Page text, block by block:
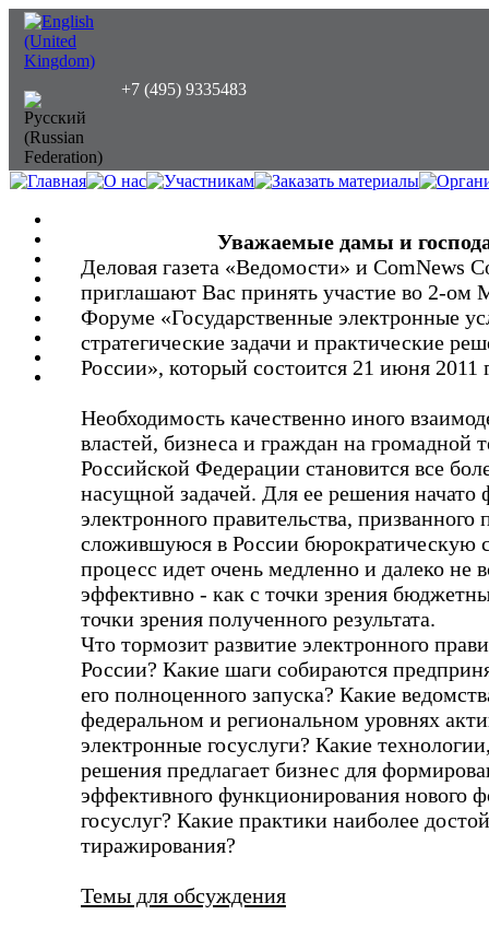
+7 (495) 9335483
Уважаемые дамы и
Деловая газета «Ведомости» и ComNews
приглашают Вас принять участие во 2-ом
Форуме «Государственные электронные
стратегические задачи и практические
России», который состоится 21 июня 2011
Необходимость качественно иного
властей, бизнеса и граждан на громадной
Российской Федерации становится все
насущной задачей. Для ее решения начато
электронного правительства, призванного
сложившуюся в России бюрократическую
процесс идет очень медленно и далеко не
эффективно - как с точки зрения
точки зрения полученного результата.
Что тормозит развитие электронного
России? Какие шаги собираются
его полноценного запуска? Какие
федеральном и региональном уровнях
электронные госуслуги? Какие
решения предлагает бизнес для
эффективного функционирования нового
госуслуг? Какие практики наиболее
тиражирования?
Темы для обсуждения